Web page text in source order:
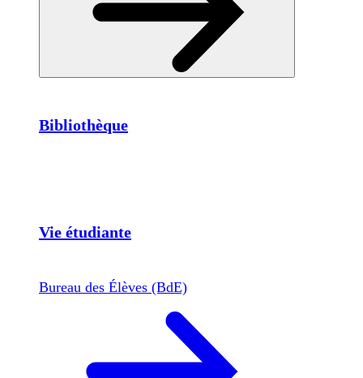
Bibliothèque
Vie étudiante
Bureau des Élèves (BdE)